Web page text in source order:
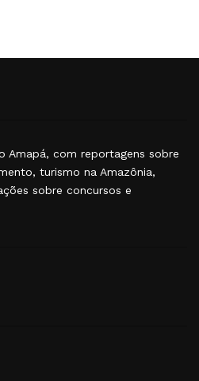
Amapá, com reportagens sobre
turismo na Amazônia,
sobre concursos e